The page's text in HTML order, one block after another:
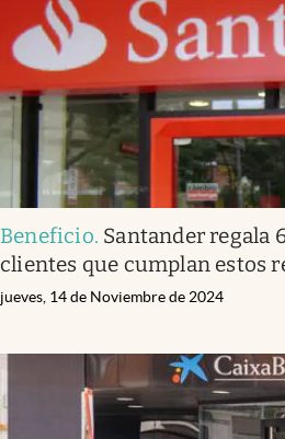
Beneficio. Santander regala
clientes que cumplan estos
jueves, 14 de Noviembre de 2024